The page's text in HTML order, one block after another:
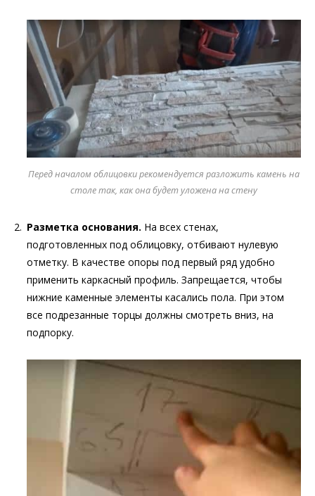
Перед началом облицовки рекомендуется разложить камень на
столе так, как она будет уложена на стену
Разметка основания. На всех стенах,
подготовленных под облицовку, отбивают нулевую
отметку. В качестве опоры под первый ряд удобно
применить каркасный профиль. Запрещается, чтобы
нижние каменные элементы касались пола. При этом
все подрезанные торцы должны смотреть вниз, на
подпорку.